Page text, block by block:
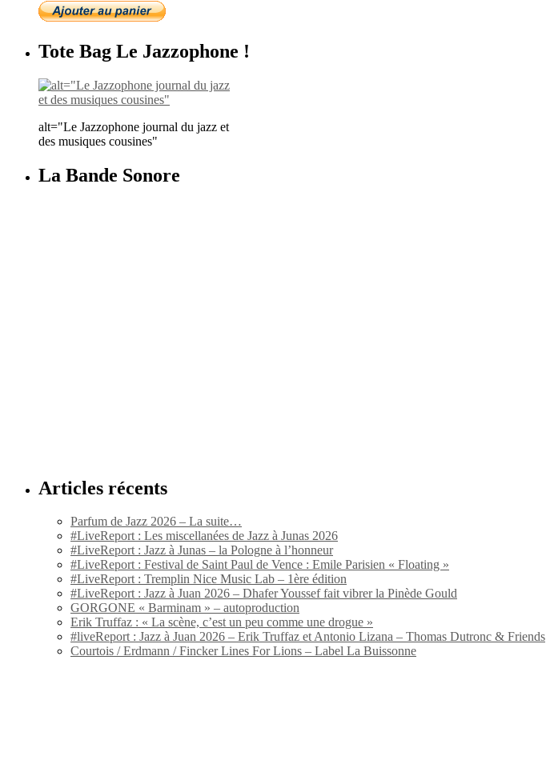
Tote Bag Le Jazzophone !
alt="Le Jazzophone journal du jazz et
des musiques cousines"
La Bande Sonore
Articles récents
Parfum de Jazz 2026 – La suite…
#LiveReport : Les miscellanées de Jazz à Junas 2026
#LiveReport : Jazz à Junas – la Pologne à l’honneur
#LiveReport : Festival de Saint Paul de Vence : Emile Parisien « Floating »
#LiveReport : Tremplin Nice Music Lab – 1ère édition
#LiveReport : Jazz à Juan 2026 – Dhafer Youssef fait vibrer la Pinède Gould
GORGONE « Barminam » – autoproduction
Erik Truffaz : « La scène, c’est un peu comme une drogue »
#liveReport : Jazz à Juan 2026 – Erik Truffaz et Antonio Lizana – Thomas Dutronc & Friends
Courtois / Erdmann / Fincker Lines For Lions – Label La Buissonne